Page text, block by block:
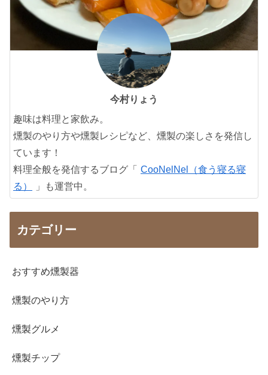
今村りょう
趣味は料理と家飲み。
燻製のやり方や燻製レシピなど、燻製の楽しさを発信し
ています！
料理全般を発信するブログ「
CooNelNel（食う寝る寝
る）
」も運営中。
カテゴリー
おすすめ燻製器
燻製のやり方
燻製グルメ
燻製チップ